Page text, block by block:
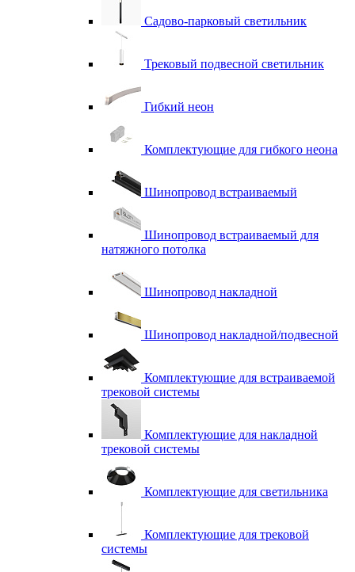
Садово-парковый светильник
Трековый подвесной светильник
Гибкий неон
Комплектующие для гибкого неона
Шинопровод встраиваемый
Шинопровод встраиваемый для
натяжного потолка
Шинопровод накладной
Шинопровод накладной/подвесной
Комплектующие для встраиваемой
трековой системы
Комплектующие для накладной
трековой системы
Комплектующие для светильника
Комплектующие для трековой
системы